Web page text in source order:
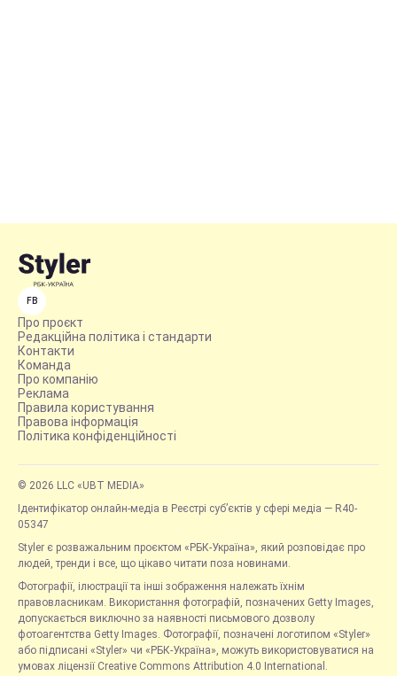
FB
Про проєкт
Редакційна політика і стандарти
Контакти
Команда
Про компанію
Реклама
Правила користування
Правова інформація
Політика конфіденційності
© 2026 LLC «UBT MEDIA»
Ідентифікатор онлайн-медіа в Реєстрі суб’єктів у сфері медіа — R40-
05347
Styler є розважальним проєктом «РБК-Україна», який розповідає про
людей, тренди і все, що цікаво читати поза новинами.
Фотографії, ілюстрації та інші зображення належать їхнім
правовласникам. Використання фотографій, позначених Getty Images,
допускається виключно за наявності письмового дозволу
фотоагентства Getty Images. Фотографії, позначені логотипом «Styler»
або підписані «Styler» чи «РБК-Україна», можуть використовуватися на
умовах ліцензії Creative Commons Attribution 4.0 International.